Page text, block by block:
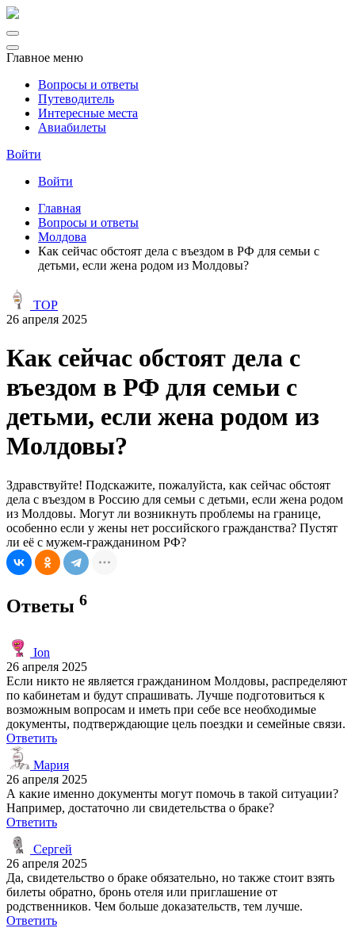
Главное меню
Вопросы и ответы
Путеводитель
Интересные места
Авиабилеты
Войти
Войти
Главная
Вопросы и ответы
Молдова
Как сейчас обстоят дела с въездом в РФ для семьи с
детьми, если жена родом из Молдовы?
TOP
26 апреля 2025
Как сейчас обстоят дела с
въездом в РФ для семьи с
детьми, если жена родом из
Молдовы?
Здравствуйте! Подскажите, пожалуйста, как сейчас обстоят
дела с въездом в Россию для семьи с детьми, если жена родом
из Молдовы. Могут ли возникнуть проблемы на границе,
особенно если у жены нет российского гражданства? Пустят
ли её с мужем-гражданином РФ?
Ответы 6
Ion
26 апреля 2025
Если никто не является гражданином Молдовы, распределяют
по кабинетам и будут спрашивать. Лучше подготовиться к
возможным вопросам и иметь при себе все необходимые
документы, подтверждающие цель поездки и семейные связи.
Ответить
Мария
26 апреля 2025
А какие именно документы могут помочь в такой ситуации?
Например, достаточно ли свидетельства о браке?
Ответить
Сергей
26 апреля 2025
Да, свидетельство о браке обязательно, но также стоит взять
билеты обратно, бронь отеля или приглашение от
родственников. Чем больше доказательств, тем лучше.
Ответить